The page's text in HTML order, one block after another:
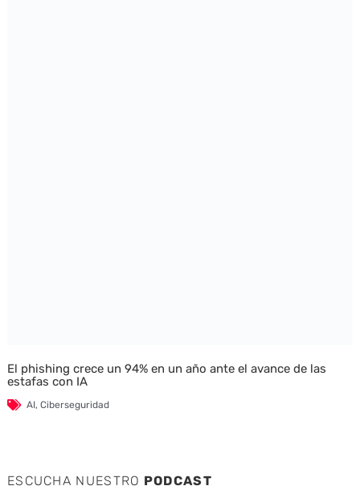
El phishing crece un 94% en un año ante el avance de las
estafas con IA
AI, Ciberseguridad
ESCUCHA NUESTRO PODCAST